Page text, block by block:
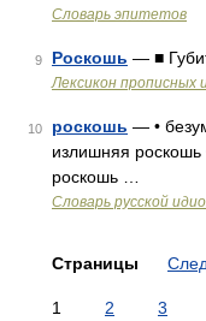
Словарь эпитетов
9 Роскошь — ■
Лексикон прописных
10 роскошь — •
излишняя роскошь
роскошь …
Словарь русской
Страницы
1 2 3